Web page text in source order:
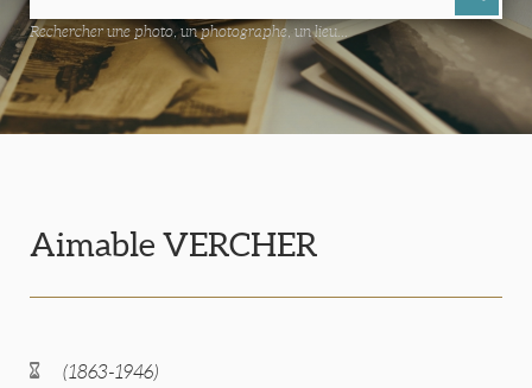
Rechercher une photo, un photographe, un lieu...
Aimable VERCHER
(1863-1946)